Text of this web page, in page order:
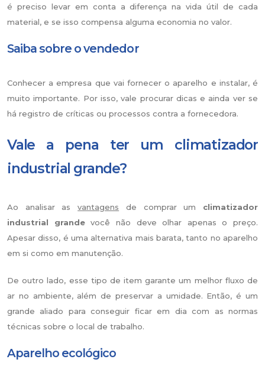
é preciso levar em conta a diferença na vida útil de cada
material, e se isso compensa alguma economia no valor.
Saiba sobre o vendedor
Conhecer a empresa que vai fornecer o aparelho e instalar, é
muito importante. Por isso, vale procurar dicas e ainda ver se
há registro de críticas ou processos contra a fornecedora.
Vale a pena ter um climatizador
industrial grande?
Ao analisar asvantagens de comprar um climatizador
industrial grandevocê não deve olhar apenas o preço.
Apesar disso, é uma alternativa mais barata, tanto no aparelho
em si como em manutenção.
De outro lado, esse tipo de item garante um melhor fluxo de
ar no ambiente, além de preservar a umidade. Então, é um
grande aliado para conseguir ficar em dia com as normas
técnicas sobre o local de trabalho.
Aparelho ecológico